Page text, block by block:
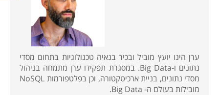
ערן הינו יועץ מוביל ובכיר בנאיה טכנולוגיות בתחום מסדי
נתונים ו-Big Data. במסגרת תפקידו ערן מתמחה בניהול
מסדי נתונים, בניית ארכיטקטורה, וכן בפלטפורמות NoSQL
מובילות בעולם ה- Big Data.